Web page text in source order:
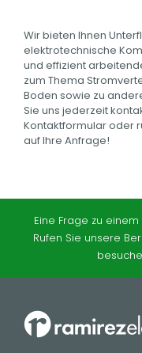
Wir bieten Ihnen
elektrotechnische
und effizient
zum Thema
Boden sowie zu
Sie uns jederzeit
Kontaktformular oder
auf Ihre Anfrage!
Eine Frage zu
Rufen Sie unsere